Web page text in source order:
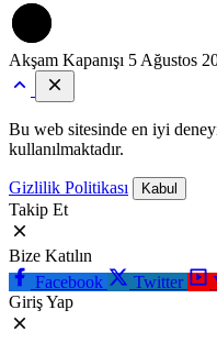
Akşam Kapanışı 5 Ağustos
Bu web sitesinde en iyi
kullanılmaktadır.
Gizlilik Politikası Kabul
Takip Et
Bize Katılın
Facebook
Twitter
Giriş Yap